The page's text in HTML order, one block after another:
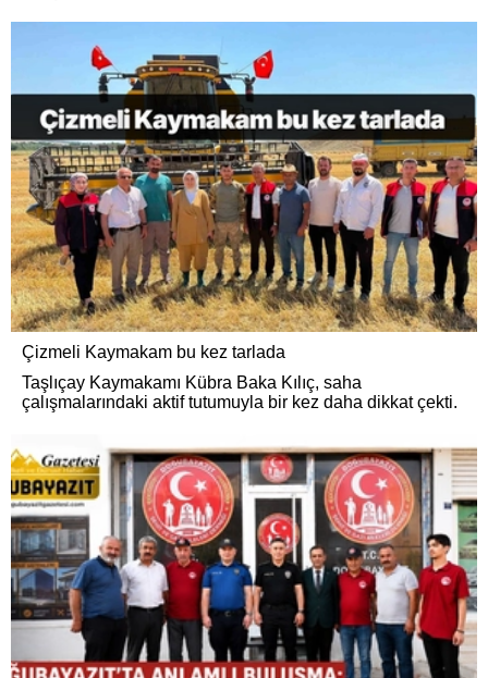
Çizmeli Kaymakam bu kez tarlada
Taşlıçay Kaymakamı Kübra Baka Kılıç, saha
çalışmalarındaki aktif tutumuyla bir kez daha dikkat çekti.